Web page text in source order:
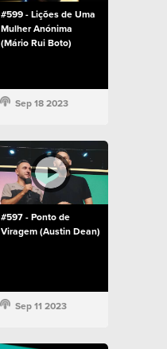
#599 - Lições de Uma
Mulher Anónima
(Mário Rui Boto)
Sep 18 2023
#597 - Ponto de
Viragem (Austin Dean)
Sep 11 2023